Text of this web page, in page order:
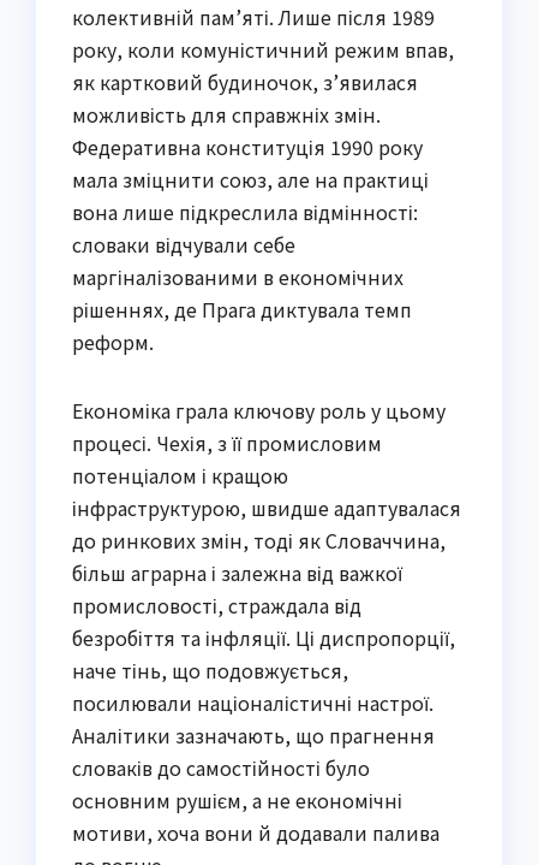
колективній пам’яті. Лише після 1989
року, коли комуністичний режим впав,
як картковий будиночок, з’явилася
можливість для справжніх змін.
Федеративна конституція 1990 року
мала зміцнити союз, але на практиці
вона лише підкреслила відмінності:
словаки відчували себе
маргіналізованими в економічних
рішеннях, де Прага диктувала темп
реформ.
Економіка грала ключову роль у цьому
процесі. Чехія, з її промисловим
потенціалом і кращою
інфраструктурою, швидше адаптувалася
до ринкових змін, тоді як Словаччина,
більш аграрна і залежна від важкої
промисловості, страждала від
безробіття та інфляції. Ці диспропорції,
наче тінь, що подовжується,
посилювали націоналістичні настрої.
Аналітики зазначають, що прагнення
словаків до самостійності було
основним рушієм, а не економічні
мотиви, хоча вони й додавали палива